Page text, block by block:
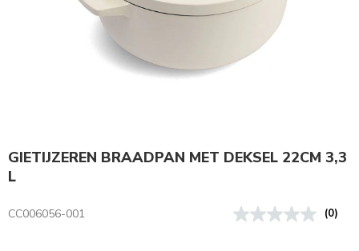
GIETIJZEREN BRAADPAN MET DEKSEL 22CM 3,3
L
CC006056-001 (0)